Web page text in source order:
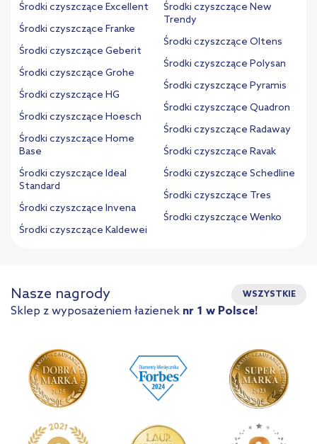
Środki czyszczące Excellent
Środki czyszczące Franke
Środki czyszczące Geberit
Środki czyszczące Grohe
Środki czyszczące HG
Środki czyszczące Hoesch
Środki czyszczące Home
Base
Środki czyszczące Ideal
Standard
Środki czyszczące Invena
Środki czyszczące Kaldewei
Środki czyszczące New
Trendy
Środki czyszczące Oltens
Środki czyszczące Polysan
Środki czyszczące Pyramis
Środki czyszczące Quadron
Środki czyszczące Radaway
Środki czyszczące Ravak
Środki czyszczące Schedline
Środki czyszczące Tres
Środki czyszczące Wenko
Nasze nagrody WSZYSTKIE
Sklep z wyposażeniem łazienek nr 1 w Polsce!